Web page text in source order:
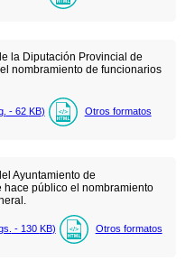
la Diputación Provincial de
nombramiento de funcionarios
- 62 KB) Otros formatos
Ayuntamiento de
hace público el nombramiento
- 130 KB) Otros formatos